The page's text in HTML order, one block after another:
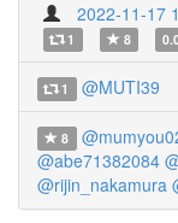
2022-11-17
1 8
1 @MUTI39
8
@abe71382084
@rijin_nakamura